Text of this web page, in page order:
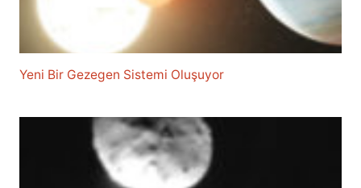
Yeni Bir Gezegen Sistemi Oluşuyor